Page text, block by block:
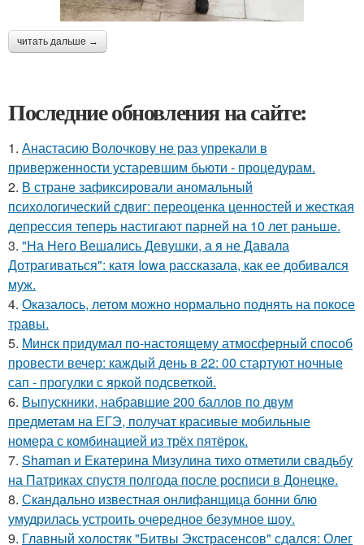
читать дальше →
Последние обновления на сайте:
1. Анастасию Волочкову не раз упрекали в
приверженности устаревшим бьюти - процедурам.
2. В стране зафиксировали аномальный
психологический сдвиг: переоценка ценностей и жесткая
депрессия теперь настигают парней на 10 лет раньше.
3. "На Него Вешались Девушки, а я не Давала
Дотрагиваться": катя Iowa рассказала, как ее добивался
муж.
4. Оказалось, летом можно нормально поднять на покосе
травы.
5. Минск придумал по-настоящему атмосферный способ
провести вечер: каждый день в 22: 00 стартуют ночные
сап - прогулки с яркой подсветкой.
6. Выпускники, набравшие 200 баллов по двум
предметам на ЕГЭ, получат красивые мобильные
номера с комбинацией из трёх пятёрок.
7. Shaman и Екатерина Мизулина тихо отметили свадьбу
на Патриках спустя полгода после росписи в Донецке.
8. Скандально известная онлифанщица бонни блю
умудрилась устроить очередное безумное шоу.
9. Главный холостяк "Битвы Экстрасенсов" сдался: Олег